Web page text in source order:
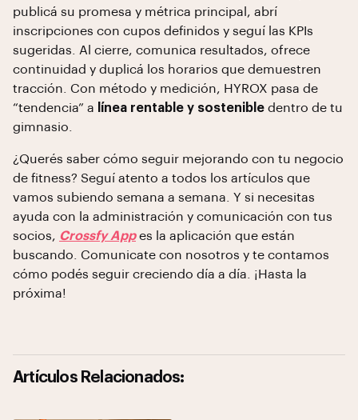
publicá su promesa y métrica principal, abrí
inscripciones con cupos definidos y seguí las KPIs
sugeridas. Al cierre, comunica resultados, ofrece
continuidad y duplicá los horarios que demuestren
tracción. Con método y medición, HYROX pasa de
“tendencia” a
línea rentable y sostenible dentro de tu
gimnasio.
¿Querés saber cómo seguir mejorando con tu negocio
de fitness? Seguí atento a todos los artículos que
vamos subiendo semana a semana. Y si necesitas
ayuda con la administración y comunicación con tus
socios, Crossfy Appes la aplicación que están
buscando. Comunicate con nosotros y te contamos
cómo podés seguir creciendo día a día. ¡Hasta la
próxima!
Artículos Relacionados: